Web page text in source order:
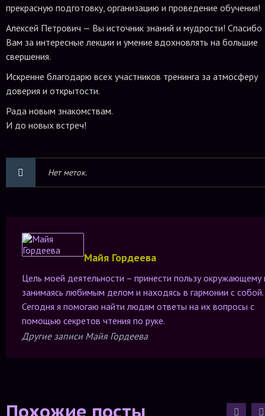
прекрасную подготовку, организацию и проведение обучения!
Алексей Петрович — Вы источник знаний и мудрости! Спасибо
Вам за интересные лекции и умение вдохновлять на большие
свершения.
Искренне благодарю всех участников тренинга за атмосферу
доверия и открытости.
Рада новым знакомствам.
И до новых встреч!
Нет меток.
Майя Гордеева
Цель моей деятельности – принести пользу окружающему
занимаясь любимым делом и находясь в гармонии с собой.
Сегодня я помогаю найти людям ответы на их вопросы с
помощью секретов чтения по руке.
Другие записи Майя Гордеева
Похожие посты